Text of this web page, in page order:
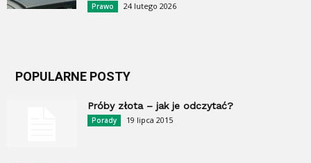
Prawo 24 lutego 2026
POPULARNE POSTY
Próby złota – jak je odczytać?
Porady 19 lipca 2015